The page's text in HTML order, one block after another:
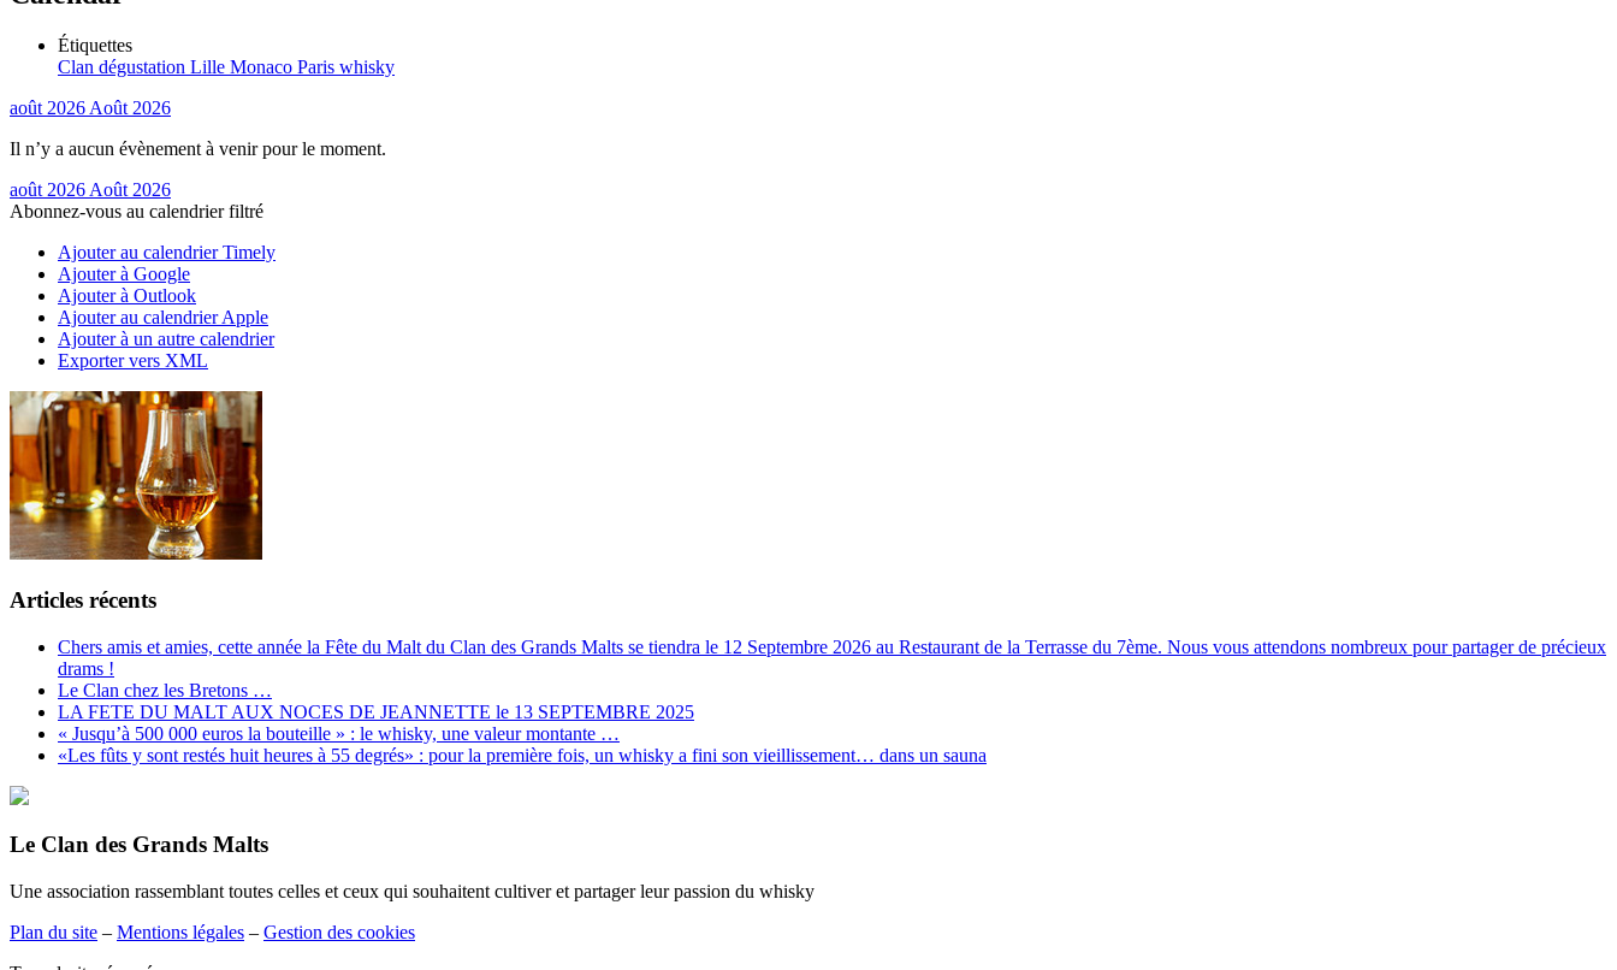
Étiquettes
Clan dégustation Lille Monaco Paris whisky
août 2026 Août 2026
Il n’y a aucun évènement à venir pour le moment.
août 2026 Août 2026
Abonnez-vous au calendrier filtré
Ajouter au calendrier Timely
Ajouter à Google
Ajouter à Outlook
Ajouter au calendrier Apple
Ajouter à un autre calendrier
Exporter vers XML
Articles récents
Chers amis et amies, cette année la Fête du Malt du Clan des Grands Malts se tiendra le 12 Septembre 2026 au Restaurant de la Terrasse du 7ème. Nous vous attendons nombreux pour partager de précieux
drams !
Le Clan chez les Bretons …
LA FETE DU MALT AUX NOCES DE JEANNETTE le 13 SEPTEMBRE 2025
« Jusqu’à 500 000 euros la bouteille » : le whisky, une valeur montante …
«Les fûts y sont restés huit heures à 55 degrés» : pour la première fois, un whisky a fini son vieillissement… dans un sauna
Le Clan des Grands Malts
Une association rassemblant toutes celles et ceux qui souhaitent cultiver et partager leur passion du whisky
Plan du site – Mentions légales – Gestion des cookies